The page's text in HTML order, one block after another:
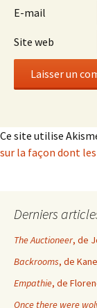
E-mail
Site web
Ce site utilise
sur la façon dont
Derniers
The Auctioneer, de
Backrooms, de
Empathie, de
Once there were